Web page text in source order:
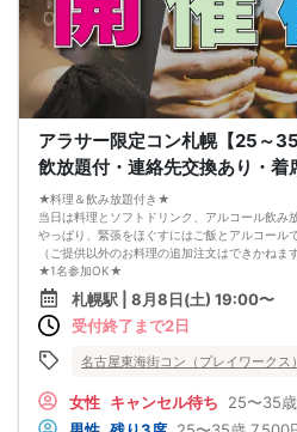
5. 当日は店舗の外ではなく店舗内で受付いた
で来た」旨をお伝えください。
6. お釣りの用意はございませんので、出ない
7. 当日は年齢確認のできる身分証をお持ちくだ
ことが発覚した場合、参加費を全額徴収し返金
8. 15分以上の遅刻はキャンセルとみなす可能性
9. 当日受付にお越しになってからのキャンセル
10. イベント中止に伴うユーザーへの返金額は
泊費、通信費等の返金は行いません。
11. 領収書の発行はいたしかねます。
8/8(土)20代夜コン札幌
アラサー限定コン札幌【25～
飲放題付・連絡先交換あり・着
★料理＆飲み放題付き★
当日は料理とソフトドリンク、アルコール飲み
やっぱり、緊張をほぐすにはご飯とアルコール
（ご提供以外のお料理の追加注文はできかねま
★1名参加OK★
他の1名参加の方とペアになりますし、友達作り
基本的には２：２のグループトークとなります。
（１：１でのトークはございませんので、予め
このカードのおかけで 終始無言で終わっちゃ
プロフィールカードを活用し、「はじめまして
★完全着席型・連絡先交換は自由★
札幌駅 | 8月8日(土) 19:00〜
受付終了まで2日
名古屋東海街コン（プレイワークス）
女性 キャンセル待ち 25〜35歳